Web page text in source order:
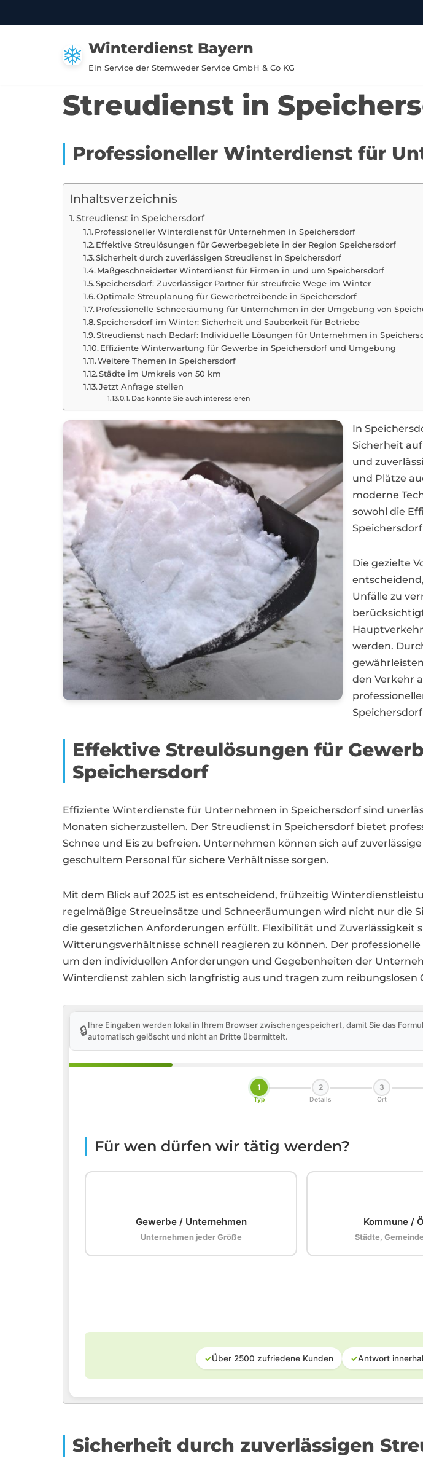
Winterdienst Bayern
Ein Service der Stemweder Service GmbH & Co KG
Streudienst in
Professioneller Winterdienst für
Inhaltsverzeichnis
Streudienst in Speichersdorf
Professioneller Winterdienst für Unternehmen in Speichersdorf
Effektive Streulösungen für Gewerbegebiete in der Region Speichersdorf
Sicherheit durch zuverlässigen Streudienst in Speichersdorf
Maßgeschneiderter Winterdienst für Firmen in und um Speichersdorf
Speichersdorf: Zuverlässiger Partner für streufreie Wege im Winter
Optimale Streuplanung für Gewerbetreibende in Speichersdorf
Professionelle Schneeräumung für Unternehmen in der Umgebung von
Speichersdorf im Winter: Sicherheit und Sauberkeit für Betriebe
Streudienst nach Bedarf: Individuelle Lösungen für Unternehmen in
Effiziente Winterwartung für Gewerbe in Speichersdorf und Umgebung
Weitere Themen in Speichersdorf
Städte im Umkreis von 50 km
Jetzt Anfrage stellen
Das könnte Sie auch interessieren
In
Sicherheit
und
und Plätze
moderne
sowohl die
Die gezielte
Unfälle zu
werden.
den Verkehr
Effektive Streulösungen für
Speichersdorf
Effiziente Winterdienste für Unternehmen in Speichersdorf sind
Monaten sicherzustellen. Der Streudienst in Speichersdorf bietet
Schnee und Eis zu befreien. Unternehmen können sich auf
geschultem Personal für sichere Verhältnisse sorgen.
Mit dem Blick auf 2025 ist es entscheidend, frühzeitig
regelmäßige Streueinsätze und Schneeräumungen wird nicht nur die
die gesetzlichen Anforderungen erfüllt. Flexibilität und Zuverlässigkeit
Witterungsverhältnisse schnell reagieren zu können. Der
um den individuellen Anforderungen und Gegebenheiten der
Winterdienst zahlen sich langfristig aus und tragen zum reibungslosen
🔒Ihre Eingaben werden lokal in Ihrem Browser zwischengespeichert, damit Sie das
automatisch gelöscht und nicht an Dritte übermittelt.
1
Typ
2
Details
3
Ort
Für wen dürfen wir tätig werden?
Gewerbe / Unternehmen
Unternehmen jeder Größe
Kommune /
Städte,
✓Über 2500 zufriedene Kunden ✓Antwort
Sicherheit durch zuverlässigen